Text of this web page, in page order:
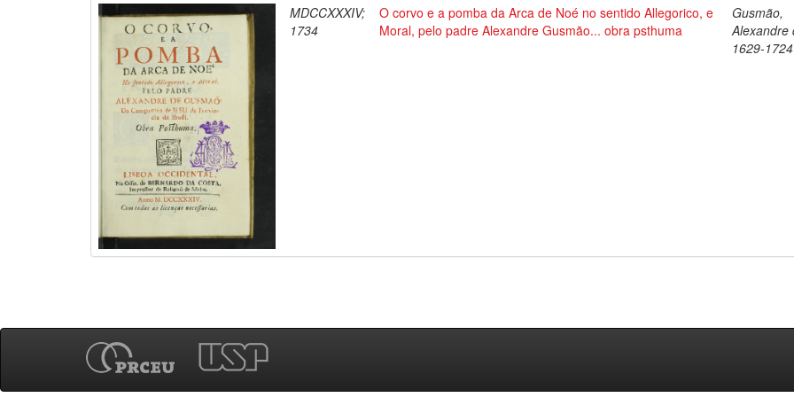
MDCCXXXIV;
1734
O corvo e a pomba da Arca de Noé no sentido Allegorico, e
Moral, pelo padre Alexandre Gusmão... obra psthuma
Gusmão,
Alexandre
1629-1724